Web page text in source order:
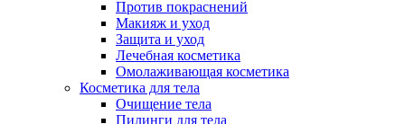
Против покраснений
Макияж и уход
Защита и уход
Лечебная косметика
Омолаживающая косметика
Косметика для тела
Очищение тела
Пилинги для тела